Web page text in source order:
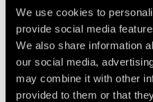
We use cookies to
provide social media
We also share information
our social media,
may combine it with other
provided to them or that